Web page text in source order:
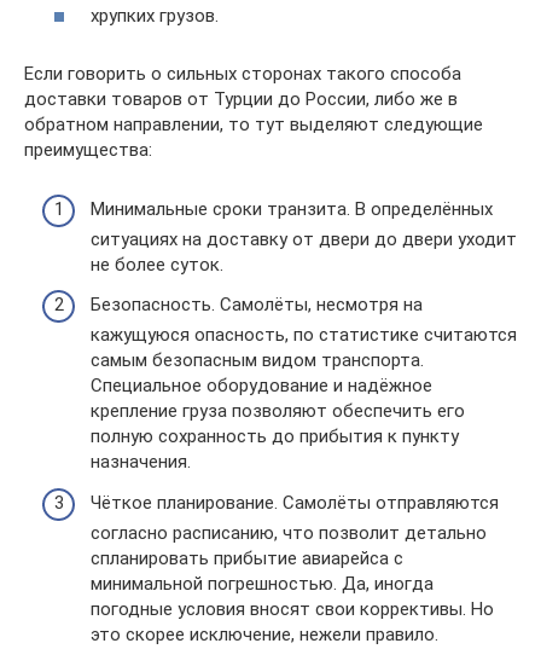
хрупких грузов.
Если говорить о сильных сторонах такого способа
доставки товаров от Турции до России, либо же в
обратном направлении, то тут выделяют следующие
преимущества:
Минимальные сроки транзита. В определённых
ситуациях на доставку от двери до двери уходит
не более суток.
Безопасность. Самолёты, несмотря на
кажущуюся опасность, по статистике считаются
самым безопасным видом транспорта.
Специальное оборудование и надёжное
крепление груза позволяют обеспечить его
полную сохранность до прибытия к пункту
назначения.
Чёткое планирование. Самолёты отправляются
согласно расписанию, что позволит детально
спланировать прибытие авиарейса с
минимальной погрешностью. Да, иногда
погодные условия вносят свои коррективы. Но
это скорее исключение, нежели правило.